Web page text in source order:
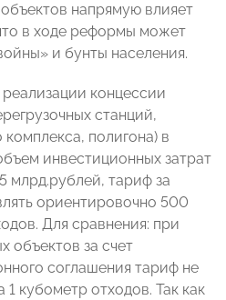
напрямую влияет
в ходе реформы может
и бунты населения.
концессии
станций,
полигона) в
инвестиционных затрат
млрд.рублей, тариф за
ориентировочно 500
Для сравнения: при
объектов за счет
соглашения тариф не
кубометр отходов. Так как